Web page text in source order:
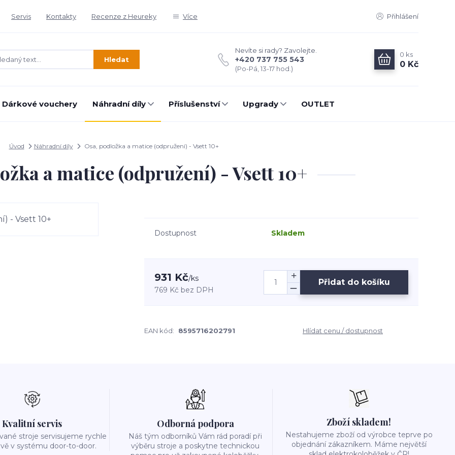
Servis Kontakty Recenze z Heureky Více Přihlášení
Hledat
Nevíte si rady? Zavolejte.
+420 737 755 543
(Po-Pá, 13-17 hod.)
0 ks
0 Kč
Dárkové vouchery Náhradní díly Příslušenství Upgrady OUTLET
Úvod Náhradní díly Osa, podložka a matice (odpružení) - Vsett 10+
a matice (odpružení) - Vsett 10+
Dostupnost Skladem
931 Kč/ks
769 Kč bez DPH
Přidat do košíku
EAN kód: 8595716202791 Hlídat cenu / dostupnost
Kvalitní servis
stroje servisujeme rychle
v systému door-to-door.
Odborná podpora
Náš tým odborníků Vám rád poradí při
výběru stroje a poskytne technickou
Zboží skladem!
Nestahujeme zboží od výrobce teprve po
objednání zákazníkem. Máme největší